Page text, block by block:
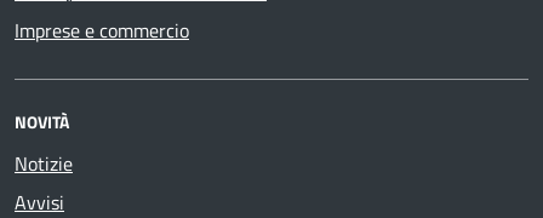
Imprese e commercio
NOVITÀ
Notizie
Avvisi